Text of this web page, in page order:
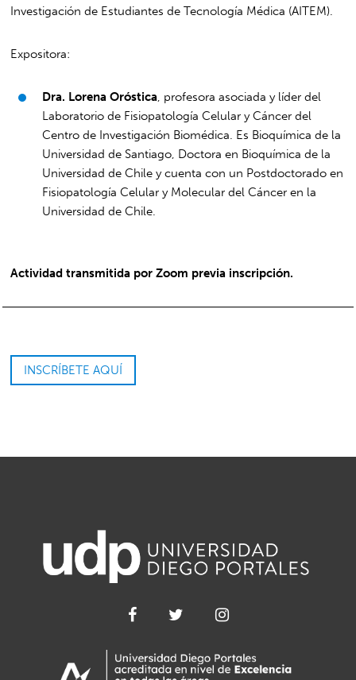
Investigación de Estudiantes de Tecnología Médica (AITEM).
Expositora:
Dra. Lorena Oróstica, profesora asociada y líder del
Laboratorio de Fisiopatología Celular y Cáncer del
Centro de Investigación Biomédica. Es Bioquímica de la
Universidad de Santiago, Doctora en Bioquímica de la
Universidad de Chile y cuenta con un Postdoctorado en
Fisiopatología Celular y Molecular del Cáncer en la
Universidad de Chile.
Actividad transmitida por Zoom previa inscripción.
INSCRÍBETE AQUÍ